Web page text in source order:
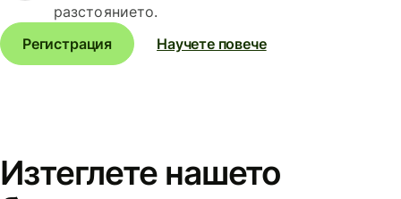
разстоянието.
Регистрация
Научете повече
Изтеглете нашето